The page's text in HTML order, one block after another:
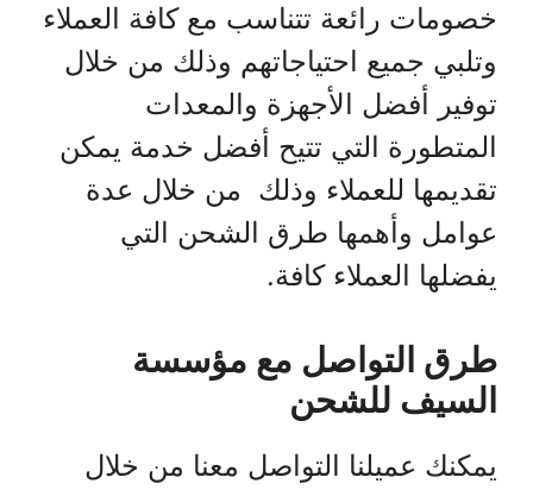
خصومات رائعة تتناسب مع كافة العملاء
وتلبي جميع احتياجاتهم وذلك من خلال
توفير أفضل الأجهزة والمعدات
المتطورة التي تتيح أفضل خدمة يمكن
تقديمها للعملاء وذلك من خلال عدة
عوامل وأهمها طرق الشحن التي
يفضلها العملاء كافة.
طرق التواصل مع مؤسسة
السيف للشحن
يمكنك عميلنا التواصل معنا من خلال